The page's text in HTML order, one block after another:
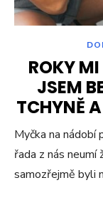
ROKY
JSEM
TCHYNĚ
Myčka na nádobí
řada z nás
samozřejmě byli